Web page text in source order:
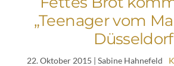
„Teenager vom
Düsseldorf
22. Oktober 2015 | Sabine Hahnefeld